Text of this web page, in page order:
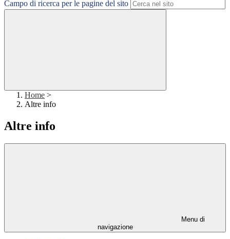
Campo di ricerca per le pagine del sito
Home >
Altre info
Altre info
Menu di
navigazione